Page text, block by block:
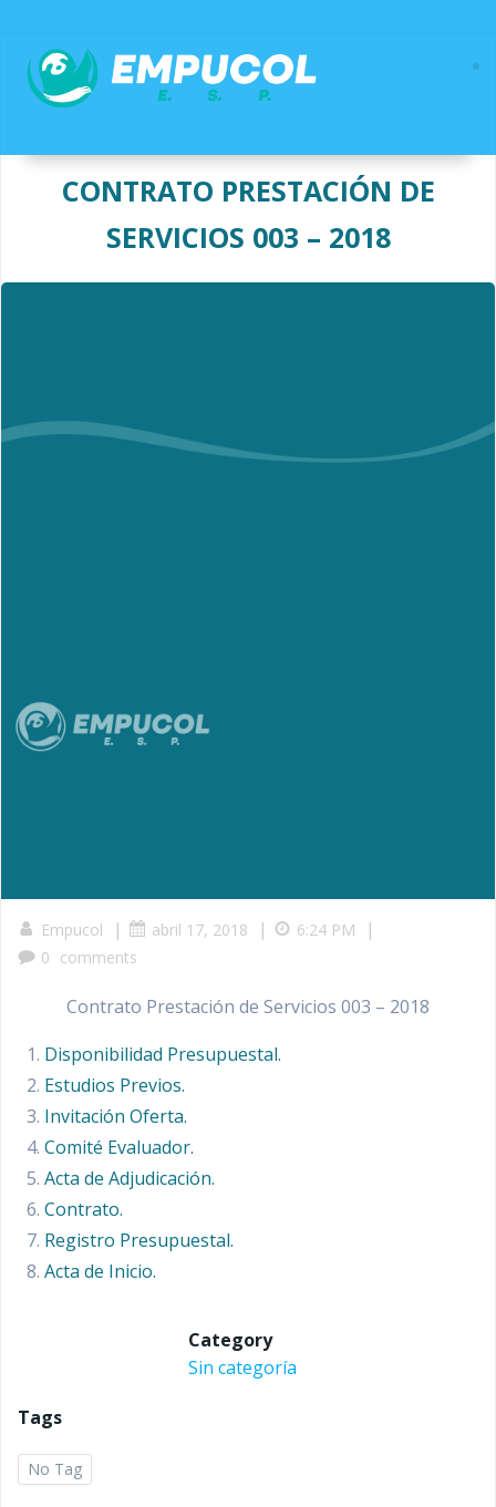
contenido
CONTRATO PRESTACIÓN DE
SERVICIOS 003 – 2018
Empucol | abril 17, 2018 | 6:24 PM |
0 comments
Contrato Prestación de Servicios 003 – 2018
Disponibilidad Presupuestal.
Estudios Previos.
Invitación Oferta.
Comité Evaluador.
Acta de Adjudicación.
Contrato.
Registro Presupuestal.
Acta de Inicio.
Category
Sin categoría
Tags
No Tag